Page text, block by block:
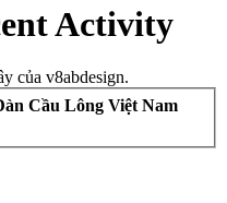
Activity
của v8abdesign.
Cầu Lông Việt Nam